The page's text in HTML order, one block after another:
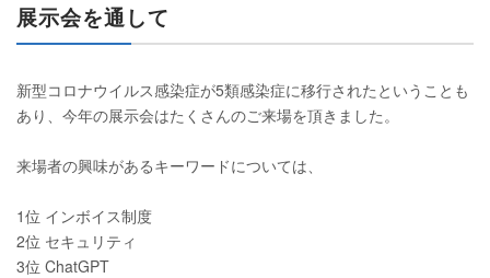
展示会を通して
新型コロナウイルス感染症が5類感染症に移行されたということも
あり、今年の展示会はたくさんのご来場を頂きました。
来場者の興味があるキーワードについては、
1位 インボイス制度
2位 セキュリティ
3位 ChatGPT